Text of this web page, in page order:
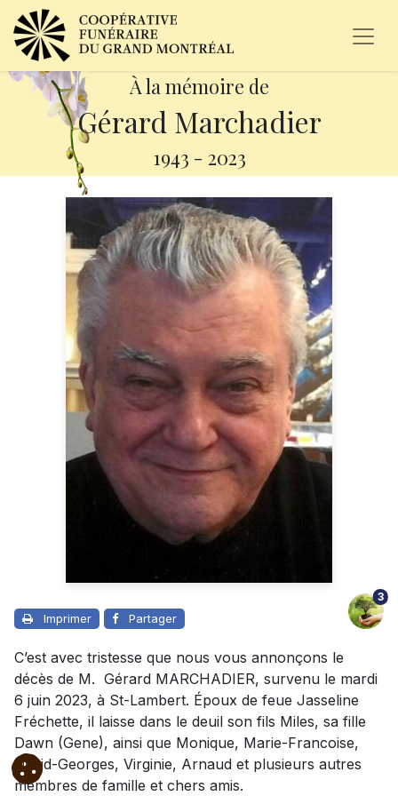
À la mémoire de
Gérard Marchadier
1943 - 2023
Imprimer Partager
3
C’est avec tristesse que nous vous annonçons le
décès de M. Gérard MARCHADIER, survenu le mardi
6 juin 2023, à St-Lambert. Époux de feue Jasseline
Fréchette, il laisse dans le deuil son fils Miles, sa fille
Dawn (Gene), ainsi que Monique, Marie-Francoise,
David-Georges, Virginie, Arnaud et plusieurs autres
membres de famille et chers amis.